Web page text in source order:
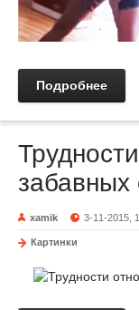
Подробнее
забавных
xamik 3-11-2015,
Картинки